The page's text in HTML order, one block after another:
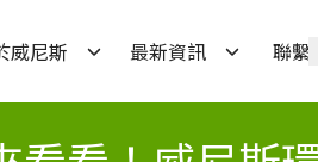
威尼斯 最新資訊 聯繫